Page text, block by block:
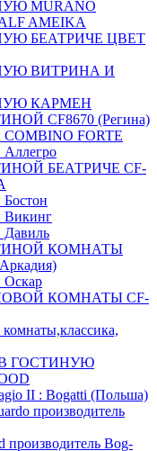
MURANO
AMEIKA
БЕАТРИЧЕ ЦВЕТ
ВИТРИНА И
КАРМЕН
CF8670 (Регина)
COMBINO FORTE
Аллегро
БЕАТРИЧЕ CF-
Бостон
Викинг
Давиль
КОМНАТЫ
Оскар
КОМНАТЫ CF-
ГОСТИНУЮ
II : Bogatti (Польша)
производитель
производитель Bog-